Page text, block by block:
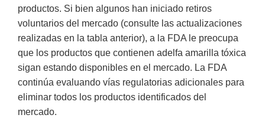
productos. Si bien algunos han iniciado retiros
voluntarios del mercado (consulte las actualizaciones
realizadas en la tabla anterior), a la FDA le preocupa
que los productos que contienen adelfa amarilla tóxica
sigan estando disponibles en el mercado. La FDA
continúa evaluando vías regulatorias adicionales para
eliminar todos los productos identificados del
mercado.